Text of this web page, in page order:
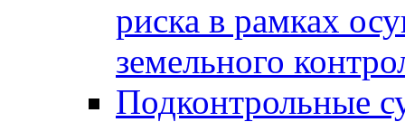
риска в рамках
земельного
Подконтрольные